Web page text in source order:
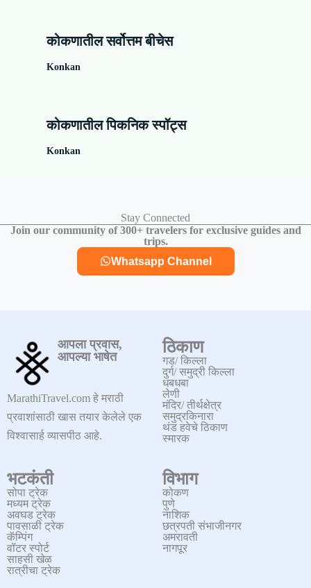
कोकणातील सर्वोत्तम बीचेस
Konkan
कोकणातील पिकनिक स्पॉट्स
Konkan
Stay Connected
Join our community of 300+ travelers for exclusive guides and
trips.
Whatsapp Channel
आपला प्रवास,
आपल्या भाषेत
MarathiTravel.com हे मराठी
प्रवाशांसाठी खास तयार केलेले एक
विश्वासार्ह व्यासपीठ आहे.
ठिकाण
गड/ किल्ला
दुर्ग/ समुद्री किल्ला
धबधबा
लेणी
मंदिर/ तीर्थक्षेत्र
समुद्रकिनारा
थंड हवेचे ठिकाण
स्मारक
भटकंती
सोपा ट्रेक
मध्यम ट्रेक
अवघड ट्रेक
पावसाळी ट्रेक
कॅम्पिंग
वॉटर स्पोर्ट
साहसी खेळ
रात्रीचा ट्रेक
विभाग
कोकण
पुणे
नाशिक
छत्रपती संभाजीनगर
अमरावती
नागपूर